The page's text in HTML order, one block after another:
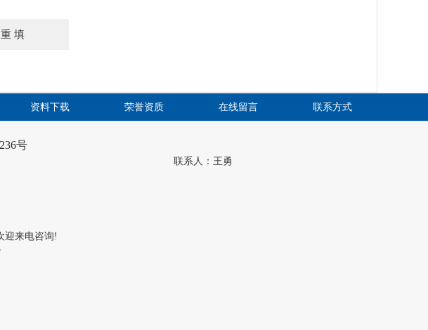
资料下载 荣誉资质 在线留言 联系方式
号
联系人：王勇
迎来电咨询!